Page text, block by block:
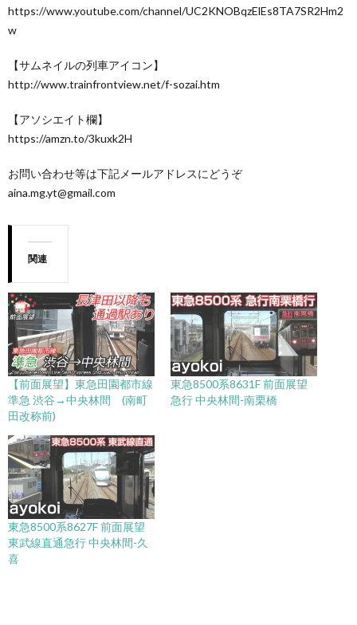
https://www.youtube.com/channel/UC2KNOBqzElEs8TA7SR2Hm2
w
【サムネイルの列車アイコン】
http://www.trainfrontview.net/f-sozai.htm
【アソシエイト欄】
https://amzn.to/3kuxk2H
お問い合わせ等は下記メールアドレスにどうぞ
aina.mg.yt@gmail.com
関連
【前面展望】東急田園都市線
準急 渋谷→中央林間 (南町
田改称前)
東急8500系8631F 前面展望
急行 中央林間-南栗橋
東急8500系8627F 前面展望
東武線直通急行 中央林間-久
喜